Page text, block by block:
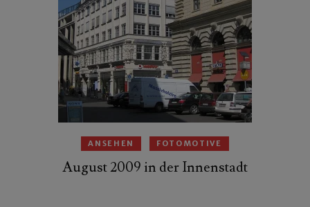
ANSEHEN FOTOMOTIVE
August 2009 in der Innenstadt